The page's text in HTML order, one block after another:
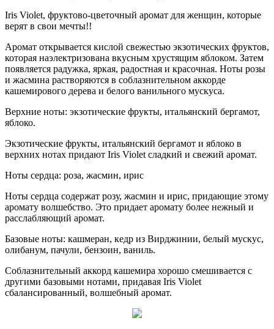
Iris Violet, фруктово-цветочный аромат для женщин, которые
верят в свои мечты!!
Аромат открывается кислой свежестью экзотических фруктов,
которая наэлектризована вкусным хрустящим яблоком. Затем
появляется радужка, яркая, радостная и красочная. Ноты розы
и жасмина растворяются в соблазнительном аккорде
кашемирового дерева и белого ванильного мускуса.
Верхние ноты: экзотические фрукты, итальянский бергамот,
яблоко.
Экзотические фрукты, итальянский бергамот и яблоко в
верхних нотах придают Iris Violet сладкий и свежий аромат.
Ноты сердца: роза, жасмин, ирис
Ноты сердца содержат розу, жасмин и ирис, придающие этому
аромату волшебство. Это придает аромату более нежный и
расслабляющий аромат.
Базовые ноты: кашмеран, кедр из Вирджинии, белый мускус,
олибанум, пачули, бензоин, ваниль.
Соблазнительный аккорд кашемира хорошо смешивается с
другими базовыми нотами, придавая Iris Violet
сбалансированный, волшебный аромат.